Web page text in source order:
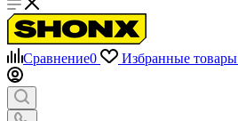
Сравнение0 Избранные товары